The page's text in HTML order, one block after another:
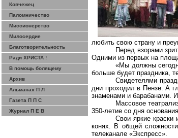
Ковчежец
Паломничество
Миссионерство
Милосердие
Благотворительность
Ради ХРИСТА !
В помощь болящему
Архив
Альманах П Л
Газета П П С
Журнал П Е В
любить свою страну и
Перед взорами
Одними из первых на
«Мы должны
больше будет праздника,
Свидетелями
дни проходил в Пензе. А
знаменами и барабанами.
Массовое
350-летие со дня
Свои яркие краски
конях. В общей
телеканале «Экспресс».